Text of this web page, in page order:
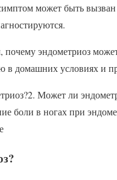
может быть
почему эндометриоз
в домашних условиях и
Может ли
боли в ногах при